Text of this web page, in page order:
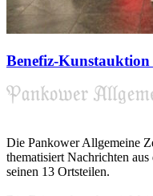
Benefiz-Kunstauktion
Die Pankower Allgemeine
thematisiert Nachrichten
seinen 13 Ortsteilen.